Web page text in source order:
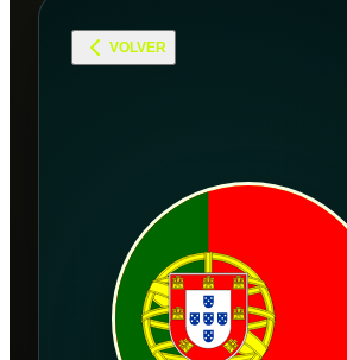
VOLVER